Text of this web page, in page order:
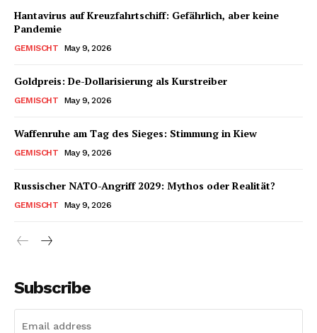
Hantavirus auf Kreuzfahrtschiff: Gefährlich, aber keine
Pandemie
GEMISCHT May 9, 2026
Goldpreis: De-Dollarisierung als Kurstreiber
GEMISCHT May 9, 2026
Waffenruhe am Tag des Sieges: Stimmung in Kiew
GEMISCHT May 9, 2026
Russischer NATO-Angriff 2029: Mythos oder Realität?
GEMISCHT May 9, 2026
Subscribe